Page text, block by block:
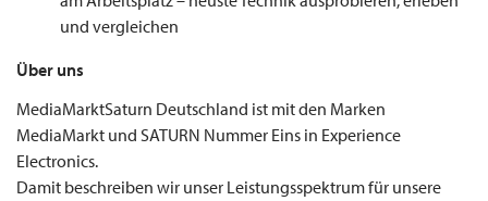
und vergleichen
Über uns
MediaMarktSaturn Deutschland ist mit den Marken
MediaMarkt und SATURN Nummer Eins in Experience
Electronics.
Damit beschreiben wir unser Leistungsspektrum für unsere